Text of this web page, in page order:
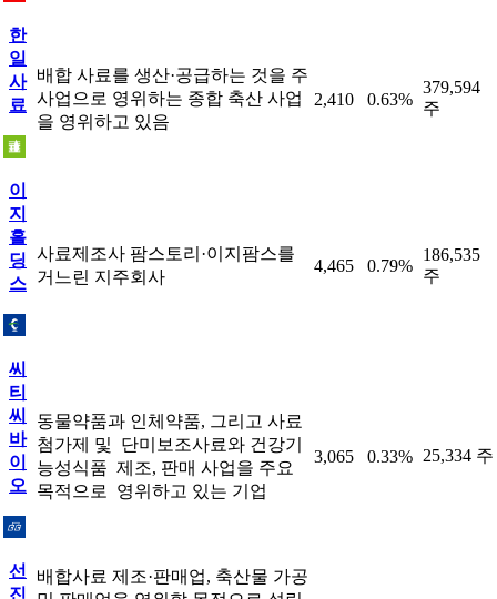
한
일
사
료
배합 사료를 생산·공급하는 것을 주
사업으로 영위하는 종합 축산 사업
을 영위하고 있음
2,410 0.63%
379,594
주
이
지
홀
딩
스
사료제조사 팜스토리·이지팜스를
거느린 지주회사
4,465 0.79%
186,535
주
씨
티
씨
바
이
오
동물약품과 인체약품, 그리고 사료
첨가제 및 ​ 단미보조사료와 건강기
능성식품 ​ 제조, 판매 사업을 주요
목적으로 ​ 영위하고 있는 기업
3,065 0.33% 25,334 주
선
진
배합사료 제조·판매업, 축산물 가공